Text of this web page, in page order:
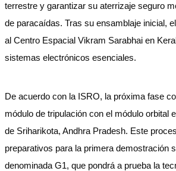
terrestre y garantizar su aterrizaje seguro
de paracaídas. Tras su ensamblaje inicial,
al Centro Espacial Vikram Sarabhai en
sistemas electrónicos esenciales.
De acuerdo con la ISRO, la próxima fase
módulo de tripulación con el módulo orbital
de Sriharikota, Andhra Pradesh. Este
preparativos para la primera demostración
denominada G1, que pondrá a prueba la